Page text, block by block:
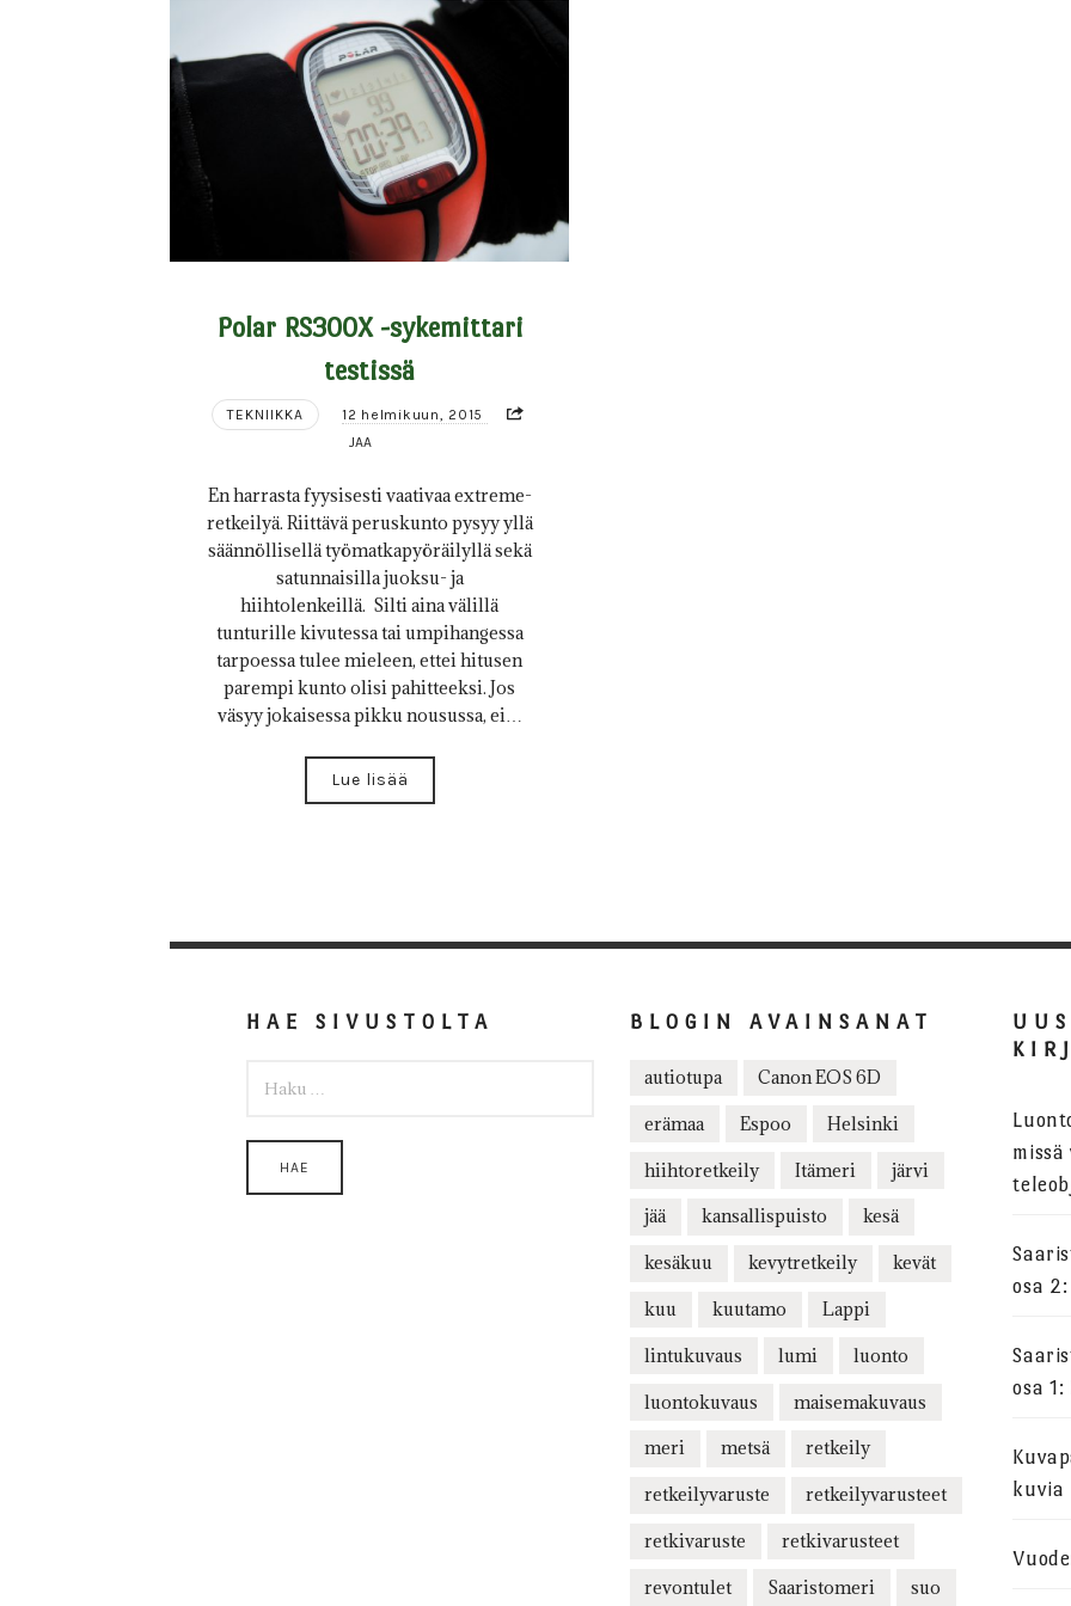
Polar RS300X -sykemittari
testissä
TEKNIIKKA
12 helmikuun, 2015
JAA
En harrasta fyysisesti vaativaa extreme-
retkeilyä. Riittävä peruskunto pysyy yllä
säännöllisellä työmatkapyöräilyllä sekä
satunnaisilla juoksu- ja
hiihtolenkeillä. Silti aina välillä
tunturille kivutessa tai umpihangessa
tarpoessa tulee mieleen, ettei hitusen
parempi kunto olisi pahitteeksi. Jos
väsyy jokaisessa pikku nousussa, ei…
Lue lisää
HAE SIVUSTOLTA BLOGIN AVAINSANAT
autiotupa Canon EOS 6D
erämaa Espoo Helsinki
hiihtoretkeily Itämeri järvi
jää kansallispuisto kesä
kesäkuu kevytretkeily kevät
kuu kuutamo Lappi
lintukuvaus lumi luonto
luontokuvaus maisemakuvaus
meri metsä retkeily
retkeilyvaruste retkeilyvarusteet
retkivaruste retkivarusteet
revontulet Saaristomeri suo
osa
osa
kuvia